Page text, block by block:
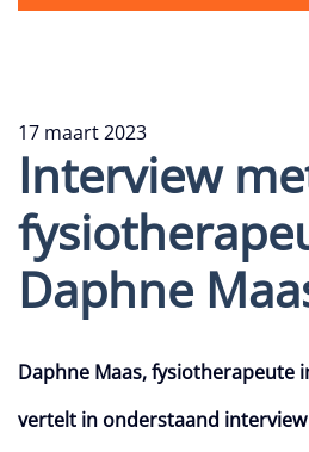
17 maart 2023
Interview
Daphne
Daphne Maas, fysiotherapeute
vertelt in onderstaand